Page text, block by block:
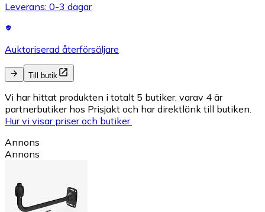
Leverans: 0-3 dagar
Auktoriserad återförsäljare
Till butik
Vi har hittat produkten i totalt 5 butiker, varav 4 är
partnerbutiker hos Prisjakt och har direktlänk till butiken.
Hur vi visar priser och butiker.
Annons
Annons